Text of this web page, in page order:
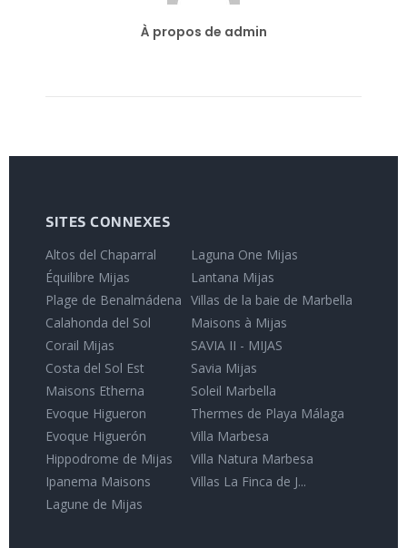
À propos de admin
SITES CONNEXES
Altos del Chaparral
Équilibre Mijas
Plage de Benalmádena
Calahonda del Sol
Corail Mijas
Costa del Sol Est
Maisons Etherna
Evoque Higueron
Evoque Higuerón
Hippodrome de Mijas
Ipanema Maisons
Lagune de Mijas
Laguna One Mijas
Lantana Mijas
Villas de la baie de Marbella
Maisons à Mijas
SAVIA II - MIJAS
Savia Mijas
Soleil Marbella
Thermes de Playa Málaga
Villa Marbesa
Villa Natura Marbesa
Villas La Finca de J...